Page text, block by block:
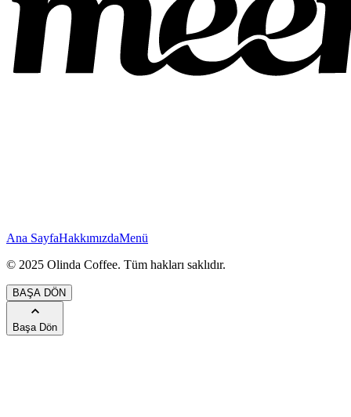
Ana SayfaHakkımızdaMenü
© 2025 Olinda Coffee. Tüm hakları saklıdır.
BAŞA DÖN
Başa Dön